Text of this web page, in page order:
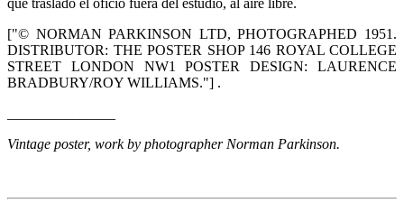
["© NORMAN PARKINSON LTD, PHOTOGRAPHED 1951.
DISTRIBUTOR: THE POSTER SHOP 146 ROYAL COLLEGE
STREET LONDON NW1 POSTER DESIGN: LAURENCE
BRADBURY/ROY WILLIAMS."] .
Vintage poster, work by photographer Norman Parkinson.